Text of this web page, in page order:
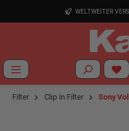
Zum Hauptinhalt springenWELTWEITER
Filter Clip In Filter Sony